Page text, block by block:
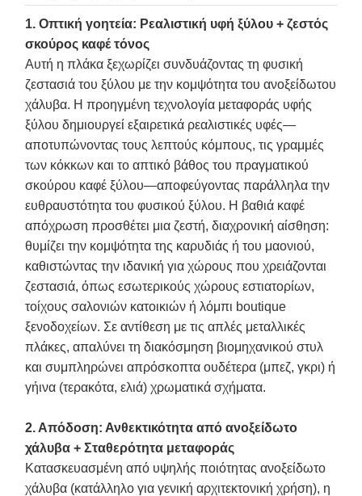
1. Οπτική γοητεία: Ρεαλιστική υφή ξύλου + ζεστός
σκούρος καφέ τόνος
Αυτή η πλάκα ξεχωρίζει συνδυάζοντας τη φυσική
ζεστασιά του ξύλου με την κομψότητα του ανοξείδωτου
χάλυβα. Η προηγμένη τεχνολογία μεταφοράς υφής
ξύλου δημιουργεί εξαιρετικά ρεαλιστικές υφές—
αποτυπώνοντας τους λεπτούς κόμπους, τις γραμμές
των κόκκων και το απτικό βάθος του πραγματικού
σκούρου καφέ ξύλου—αποφεύγοντας παράλληλα την
ευθραυστότητα του φυσικού ξύλου. Η βαθιά καφέ
απόχρωση προσθέτει μια ζεστή, διαχρονική αίσθηση:
θυμίζει την κομψότητα της καρυδιάς ή του μαονιού,
καθιστώντας την ιδανική για χώρους που χρειάζονται
ζεστασιά, όπως εσωτερικούς χώρους εστιατορίων,
τοίχους σαλονιών κατοικιών ή λόμπι boutique
ξενοδοχείων. Σε αντίθεση με τις απλές μεταλλικές
πλάκες, απαλύνει τη διακόσμηση βιομηχανικού στυλ
και συμπληρώνει απρόσκοπτα ουδέτερα (μπεζ, γκρι) ή
γήινα (τερακότα, ελιά) χρωματικά σχήματα.
2. Απόδοση: Ανθεκτικότητα από ανοξείδωτο
χάλυβα + Σταθερότητα μεταφοράς
Κατασκευασμένη από υψηλής ποιότητας ανοξείδωτο
χάλυβα (κατάλληλο για γενική αρχιτεκτονική χρήση), η